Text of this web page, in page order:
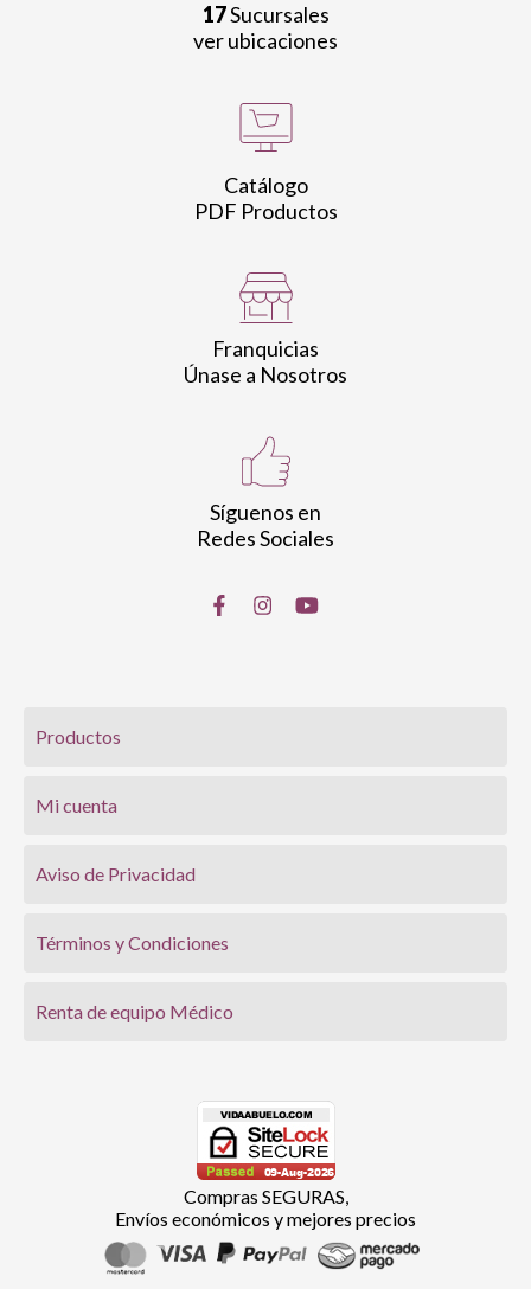
17Sucursales
ver ubicaciones
Catálogo
PDF Productos
Franquicias
Únase a Nosotros
Síguenos en
Redes Sociales
Productos
Mi cuenta
Aviso de Privacidad
Términos y Condiciones
Renta de equipo Médico
Compras SEGURAS,
Envíos económicos y mejores precios